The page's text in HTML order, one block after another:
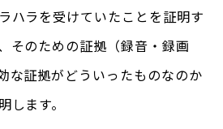
ハラを受けていたことを証明す
そのための証拠（録音・録画
な証拠がどういったものなのか
します。